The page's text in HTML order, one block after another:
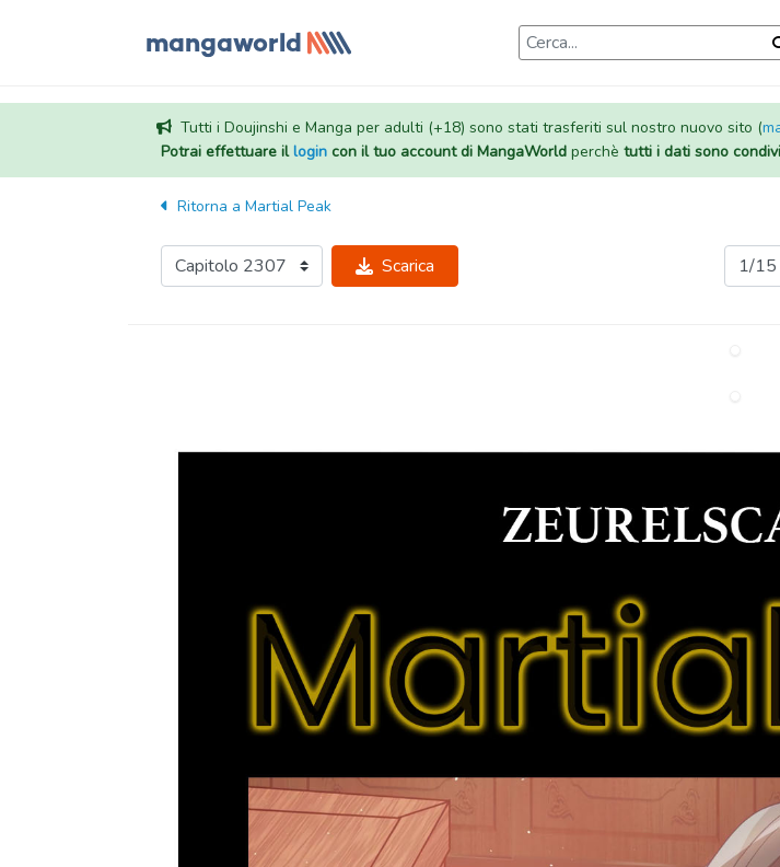
Tutti i Doujinshi e Manga per adulti (+18) sono stati trasferiti sul nostro nuovo sito (
Potrai effettuare illogincon il tuo account di MangaWorldperchè tutti i dati sono
Ritorna a Martial Peak
Scarica